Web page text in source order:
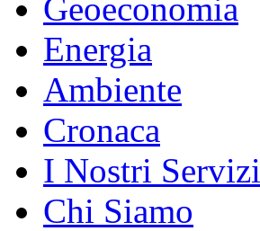
Geoeconomia
Energia
Ambiente
Cronaca
I Nostri Servizi
Chi Siamo